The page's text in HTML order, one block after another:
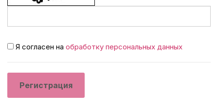
Я согласен на обработку персональных данных